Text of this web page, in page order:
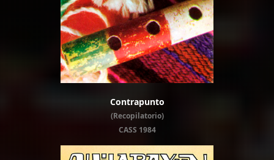
Contrapunto
(Recopilatorio)
CASS 1984